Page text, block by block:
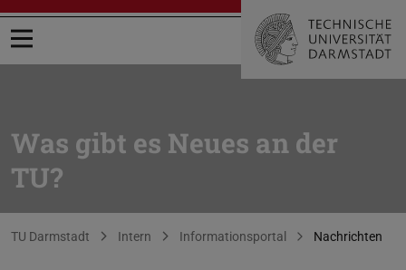
Menü öffnen
Was gibt es Neues an der
TU?
Sie befinden sich hier:
TU Darmstadt Intern Informationsportal Nachrichten